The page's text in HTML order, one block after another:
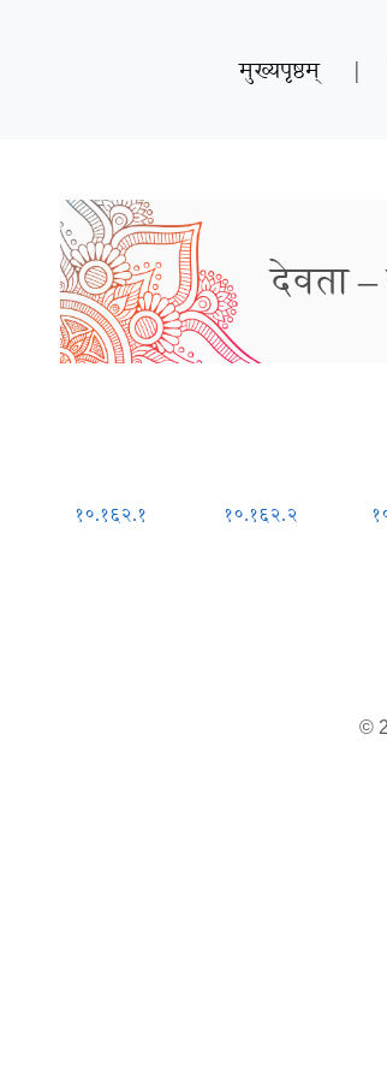
मुख्यपृष्ठम् |
देवता –
१०.१६२.१ १०.१६२.२
©